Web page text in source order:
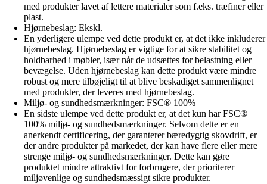
med produkter lavet af lettere materialer som f.eks. træfiner eller
plast.
Hjørnebeslag: Ekskl.
En yderligere ulempe ved dette produkt er, at det ikke inkluderer
hjørnebeslag. Hjørnebeslag er vigtige for at sikre stabilitet og
holdbarhed i møbler, især når de udsættes for belastning eller
bevægelse. Uden hjørnebeslag kan dette produkt være mindre
robust og mere tilbøjeligt til at blive beskadiget sammenlignet
med produkter, der leveres med hjørnebeslag.
Miljø- og sundhedsmærkninger: FSC® 100%
En sidste ulempe ved dette produkt er, at det kun har FSC®
100% miljø- og sundhedsmærkninger. Selvom dette er en
anerkendt certificering, der garanterer bæredygtig skovdrift, er
der andre produkter på markedet, der kan have flere eller mere
strenge miljø- og sundhedsmærkninger. Dette kan gøre
produktet mindre attraktivt for forbrugere, der prioriterer
miljøvenlige og sundhedsmæssigt sikre produkter.